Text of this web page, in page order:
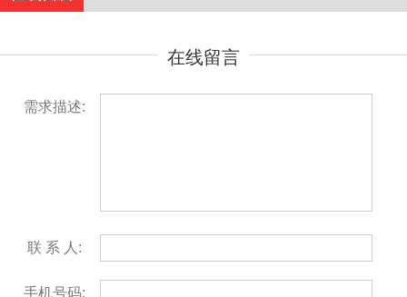
在线留言
需求描述:
联 系 人:
手机号码: